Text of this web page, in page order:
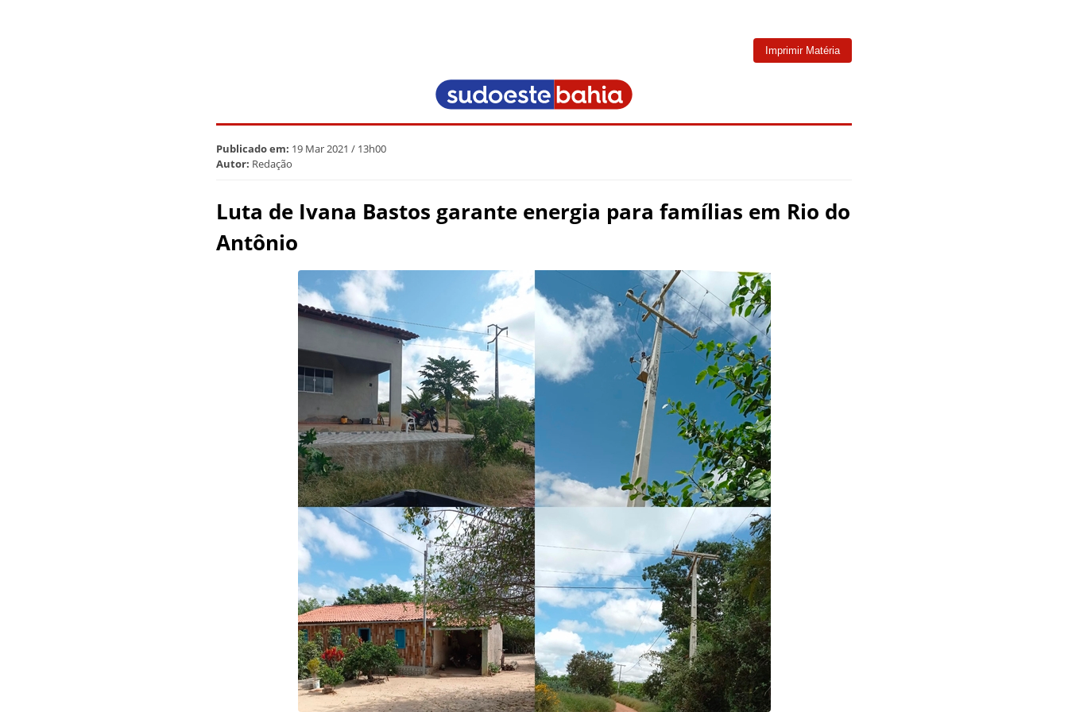
Imprimir Matéria
Publicado em: 19 Mar 2021 / 13h00
Autor: Redação
Luta de Ivana Bastos garante energia para famílias em Rio do
Antônio